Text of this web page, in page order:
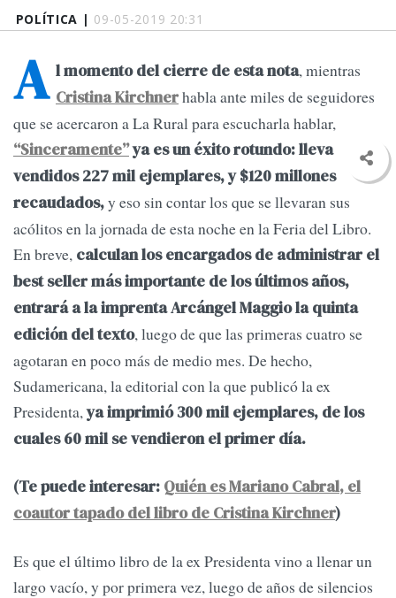
POLÍTICA | 09-05-2019 20:31
A l momento del cierre de esta nota, mientras
Cristina Kirchnerhabla ante miles de seguidores
que se acercaron a La Rural para escucharla hablar,
“Sinceramente”ya es un éxito rotundo: lleva
vendidos 227 mil ejemplares, y $120 millones
recaudados,y eso sin contar los que se llevaran sus
acólitos en la jornada de esta noche en la Feria del Libro.
En breve, calculan los encargados de administrar el
best seller más importante de los últimos años,
entrará a la imprenta Arcángel Maggio la quinta
edición del texto, luego de que las primeras cuatro se
agotaran en poco más de medio mes. De hecho,
Sudamericana, la editorial con la que publicó la ex
Presidenta,ya imprimió 300 mil ejemplares, de los
cuales 60 mil se vendieron el primer día.
(Te puede interesar: Quién es Mariano Cabral, el
coautor tapado del libro de Cristina Kirchner)
Es que el último libro de la ex Presidenta vino a llenar un
largo vacío, y por primera vez, luego de años de silencios